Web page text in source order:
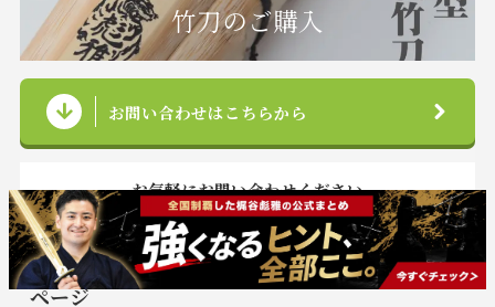
竹刀のご購入
お問い合わせはこちらから
お気軽にお問い合わせください
ページ